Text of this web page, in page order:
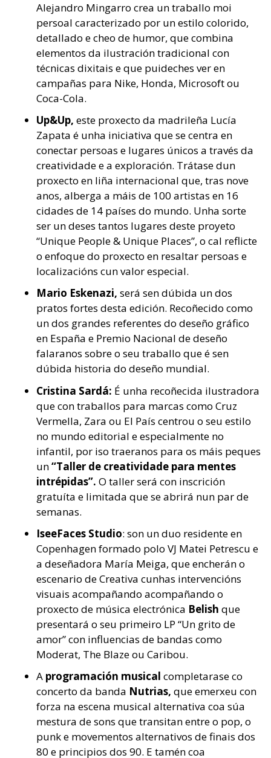
Alejandro Mingarro crea un traballo moi
persoal caracterizado por un estilo colorido,
detallado e cheo de humor, que combina
elementos da ilustración tradicional con
técnicas dixitais e que puideches ver en
campañas para Nike, Honda, Microsoft ou
Coca-Cola.
Up&Up, este proxecto da madrileña Lucía
Zapata é unha iniciativa que se centra en
conectar persoas e lugares únicos a través da
creatividade e a exploración. Trátase dun
proxecto en liña internacional que, tras nove
anos, alberga a máis de 100 artistas en 16
cidades de 14 países do mundo. Unha sorte
ser un deses tantos lugares deste proyeto
“Unique People & Unique Places”, o cal reflicte
o enfoque do proxecto en resaltar persoas e
localizacións cun valor especial.
Mario Eskenazi, será sen dúbida un dos
pratos fortes desta edición. Recoñecido como
un dos grandes referentes do deseño gráfico
en España e Premio Nacional de deseño
falaranos sobre o seu traballo que é sen
dúbida historia do deseño mundial.
Cristina Sardá: É unha recoñecida ilustradora
que con traballos para marcas como Cruz
Vermella, Zara ou El País centrou o seu estilo
no mundo editorial e especialmente no
infantil, por iso traeranos para os máis peques
un“Taller de creatividade para mentes
intrépidas”. O taller será con inscrición
gratuíta e limitada que se abrirá nun par de
semanas.
IseeFaces Studio: son un duo residente en
Copenhagen formado polo VJ Matei Petrescu e
a deseñadora María Meiga, que encherán o
escenario de Creativa cunhas intervencións
visuais acompañando acompañando o
proxecto de música electrónica Belish que
presentará o seu primeiro LP “Un grito de
amor” con influencias de bandas como
Moderat, The Blaze ou Caribou.
A programación musical completarase co
concerto da banda Nutrias, que emerxeu con
forza na escena musical alternativa coa súa
mestura de sons que transitan entre o pop, o
punk e movementos alternativos de finais dos
80 e principios dos 90. E tamén coa